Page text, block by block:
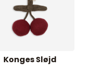
Konges Sløjd